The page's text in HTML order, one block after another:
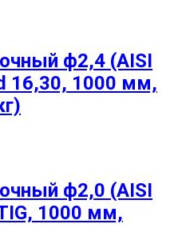
ф2,4 (AISI
16,30, 1000 мм,
ф2,0 (AISI
1000 мм,